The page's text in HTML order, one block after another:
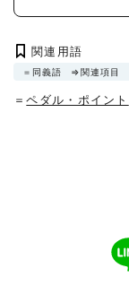
関連用語
＝同義語 ⇒関連項目
＝ペダル・ポイント